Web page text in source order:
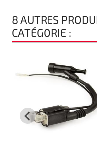
8 AUTRES
CATÉGORIE :
Plastique accessoires
RIMO Pièces d'origine
Rotax EVO DD2